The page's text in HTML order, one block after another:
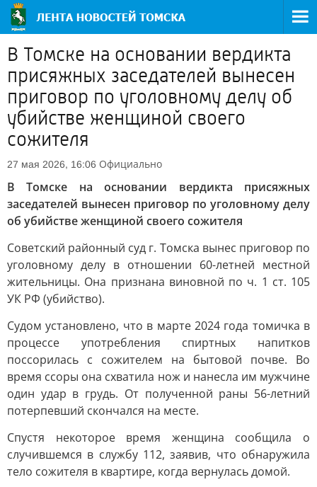
В Томске на основании вердикта
присяжных заседателей вынесен
приговор по уголовному делу об
убийстве женщиной своего
сожителя
27 мая 2026, 16:06 Официально
В Томске на основании вердикта присяжных
заседателей вынесен приговор по уголовному делу
об убийстве женщиной своего сожителя
Советский районный суд г. Томска вынес приговор по
уголовному делу в отношении 60-летней местной
жительницы. Она признана виновной по ч. 1 ст. 105
УК РФ (убийство).
Судом установлено, что в марте 2024 года томичка в
процессе употребления спиртных напитков
поссорилась с сожителем на бытовой почве. Во
время ссоры она схватила нож и нанесла им мужчине
один удар в грудь. От полученной раны 56-летний
потерпевший скончался на месте.
Спустя некоторое время женщина сообщила о
случившемся в службу 112, заявив, что обнаружила
тело сожителя в квартире, когда вернулась домой.